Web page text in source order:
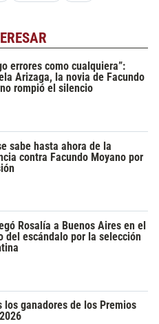
errores como cualquiera”:
Arizaga, la novia de Facundo
rompió el silencio
sabe hasta ahora de la
contra Facundo Moyano por
Rosalía a Buenos Aires en el
del escándalo por la selección
los ganadores de los Premios